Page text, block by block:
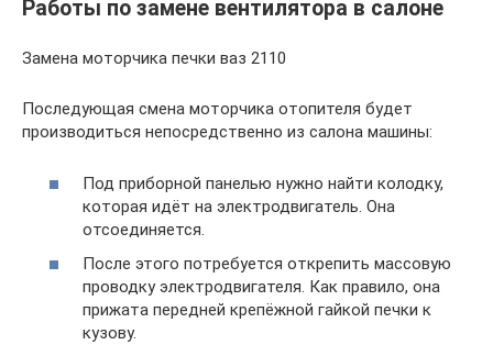
Работы по замене вентилятора в салоне
Замена моторчика печки ваз 2110
Последующая смена моторчика отопителя будет
производиться непосредственно из салона машины:
Под приборной панелью нужно найти колодку,
которая идёт на электродвигатель. Она
отсоединяется.
После этого потребуется открепить массовую
проводку электродвигателя. Как правило, она
прижата передней крепёжной гайкой печки к
кузову.